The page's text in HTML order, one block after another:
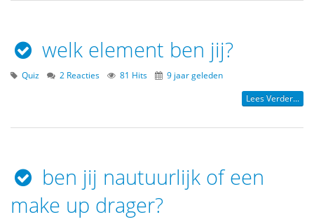
welk element ben jij?
Quiz 2 Reacties 81 Hits 9 jaar geleden
Lees Verder...
ben jij nautuurlijk of een
make up drager?